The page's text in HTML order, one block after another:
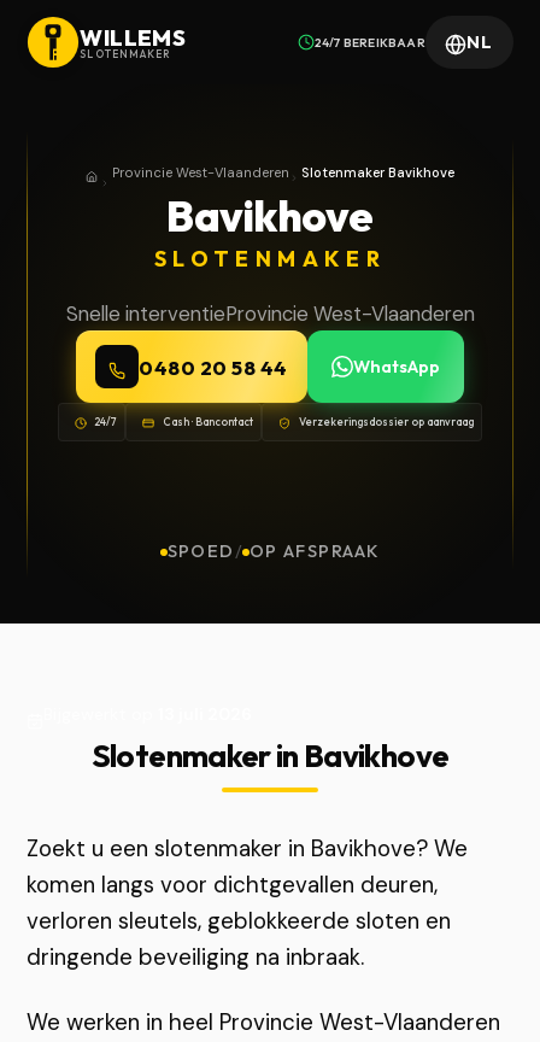
WILLEMS
SLOTENMAKER
24/7 BEREIKBAAR NL
HomeProvincie West-Vlaanderen
Provincie West-Vlaanderen Slotenmaker Bavikhove
Bavikhove
SLOTENMAKER
Snelle interventieProvincie West-Vlaanderen
0480 20 58 44 WhatsApp
24/7 Cash · Bancontact Verzekeringsdossier op aanvraag
SPOED / OP AFSPRAAK
Slotenmaker in Bavikhove
Zoekt u een slotenmaker in Bavikhove? We
komen langs voor dichtgevallen deuren,
verloren sleutels, geblokkeerde sloten en
dringende beveiliging na inbraak.
We werken in heel Provincie West-Vlaanderen